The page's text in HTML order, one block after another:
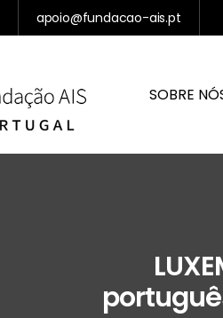
apoio@fundacao-ais.pt
SOBRE